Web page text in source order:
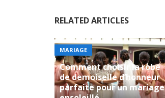
RELATED ARTICLES
MARIAGE
Comment choisir la robe
de demoiselle d’honneur
parfaite pour un mariage